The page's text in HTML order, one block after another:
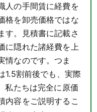
人の手間賃に経費を
格を卸売価格ではな
す。見積書に記載さ
に隠れた諸経費を上
情なのです。つま
1.5割前後でも、実際
私たちは完全に原価
内容をご説明するこ